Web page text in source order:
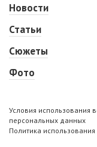
Новости
Статьи
Сюжеты
Фото
Условия использования
персональных данных
Политика